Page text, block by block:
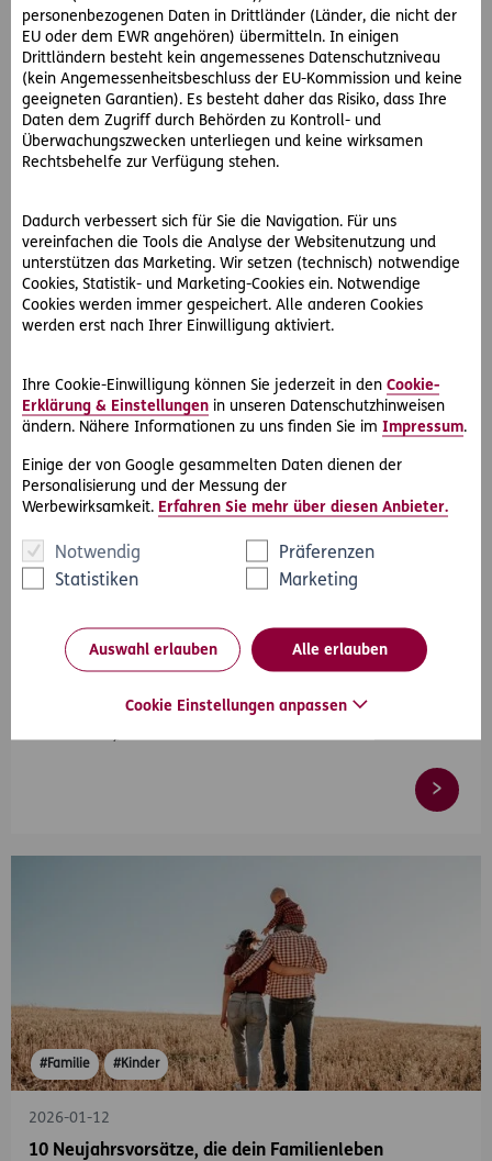
personenbezogenen Daten in Drittländer (Länder, die nicht der
EU oder dem EWR angehören) übermitteln. In einigen
Drittländern besteht kein angemessenes Datenschutzniveau
(kein Angemessenheitsbeschluss der EU-Kommission und keine
geeigneten Garantien). Es besteht daher das Risiko, dass Ihre
Daten dem Zugriff durch Behörden zu Kontroll- und
Überwachungszwecken unterliegen und keine wirksamen
Rechtsbehelfe zur Verfügung stehen.
Dadurch verbessert sich für Sie die Navigation. Für uns
vereinfachen die Tools die Analyse der Websitenutzung und
unterstützen das Marketing. Wir setzen (technisch) notwendige
Cookies, Statistik- und Marketing-Cookies ein. Notwendige
Cookies werden immer gespeichert. Alle anderen Cookies
werden erst nach Ihrer Einwilligung aktiviert.
Ihre Cookie-Einwilligung können Sie jederzeit in den Cookie-
Erklärung & Einstellungen in unseren Datenschutzhinweisen
ändern. Nähere Informationen zu uns finden Sie im Impressum.
Einige der von Google gesammelten Daten dienen der
Personalisierung und der Messung der
Werbewirksamkeit. Erfahren Sie mehr über diesen Anbieter.
Notwendig
Präferenzen
Statistiken
Marketing
Auswahl erlauben Alle erlauben
Cookie Einstellungen anpassen
#Sport & Outdoor #Rechtsanwaltstipps
Diese Punkte gilt es zu beachten, um nicht am Ende eine
unerwartete Überraschung zu erleben.
#Wohnung
2026-01-28
Mit gutem Gefühl ins neue Jahr: So bleibt Ihr
Zuhause sorgenfrei
Erfahren Sie, wie Sie Ihr Zuhause ideal schützen können.
#Familie #Kinder
2026-01-12
10 Neujahrsvorsätze, die dein Familienleben